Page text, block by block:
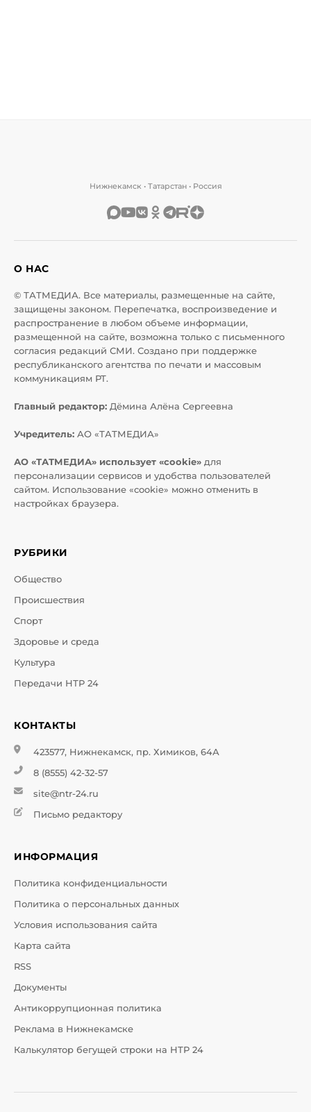
Нижнекамск • Татарстан • Россия
О НАС
© ТАТМЕДИА. Все материалы, размещенные на сайте,
защищены законом. Перепечатка, воспроизведение и
распространение в любом объеме информации,
размещенной на сайте, возможна только с письменного
согласия редакций СМИ. Создано при поддержке
республиканского агентства по печати и массовым
коммуникациям РТ.
Главный редактор: Дёмина Алёна Сергеевна
Учредитель: АО «ТАТМЕДИА»
АО «ТАТМЕДИА» использует «cookie» для
персонализации сервисов и удобства пользователей
сайтом. Использование «cookie» можно отменить в
настройках браузера.
РУБРИКИ
Общество
Происшествия
Спорт
Здоровье и среда
Культура
Передачи НТР 24
КОНТАКТЫ
423577, Нижнекамск, пр. Химиков, 64А
8 (8555) 42-32-57
site@ntr-24.ru
Письмо редактору
ИНФОРМАЦИЯ
Политика конфиденциальности
Политика о персональных данных
Условия использования сайта
Карта сайта
RSS
Документы
Антикоррупционная политика
Реклама в Нижнекамске
Калькулятор бегущей строки на НТР 24